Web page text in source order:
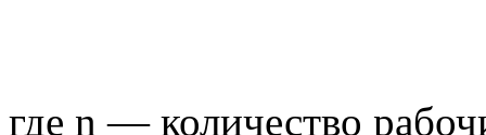
где n — количество